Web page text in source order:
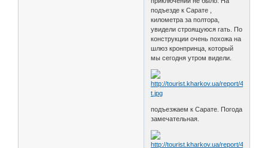
подъезде к Сарате ,
километра за полтора,
увидели строящуюся гать. По
конструкции очень похожа на
шлюз кронпринца, который
мы сегодня утром видели.
подъезжаем к Сарате. Погода
замечательная.